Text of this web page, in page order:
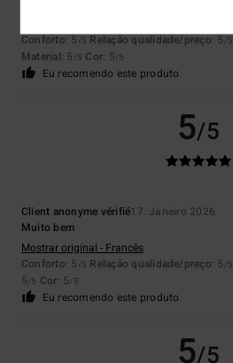
Conforto: 5/5 Relação qualidade/preço: 5/5
Material: 5 /5 Cor: 5/5
Eu recomendo este produto
5/5
Client anonyme vérifié17. Janeiro 2026
Muito bem
Mostrar original - Francês
Conforto: 5 /5 Relação qualidade/preço: 5 /5
5/5 Cor: 5/5
Eu recomendo este produto
5/5